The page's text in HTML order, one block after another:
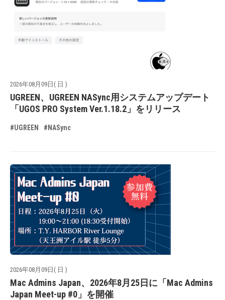
2026年08月09日( 日 )
UGREEN、UGREEN NASync用システムアップデート
「UGOS PRO System Ver.1.18.2」をリリース
#UGREEN #NASync
2026年08月09日( 日 )
Mac Admins Japan、2026年8月25日に「Mac Admins
Japan Meet-up #0」を開催